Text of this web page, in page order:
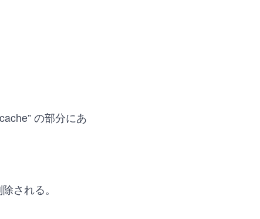
の部分にあ
される。